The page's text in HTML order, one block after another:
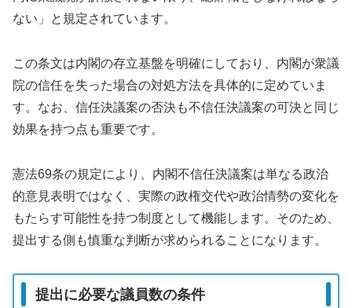
ない」と規定されています。
この条文は内閣の存立基盤を明確にしており、内閣が衆議
院の信任を失った場合の対処方法を具体的に定めていま
す。なお、信任決議案の否決も不信任決議案の可決と同じ
効果を持つ点も重要です。
憲法69条の規定により、内閣不信任決議案は単なる政治
的意見表明ではなく、実際の政権交代や政治情勢の変化を
もたらす可能性を持つ制度として機能します。そのため、
提出する側も慎重な判断が求められることになります。
提出に必要な議員数の条件